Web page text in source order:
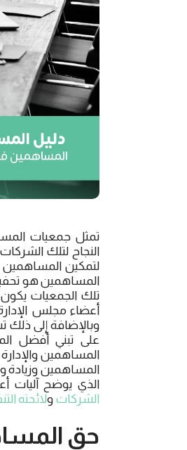
تمثل جمعيات
النجاح لتلك
لتمكين
المساهمين هو
تلك الجمعيات يكون
أعضاء مجلس
وبالإضافة إلى ذلك
على تبني أفضل
المساهمين
المساهمين وزيادة
الذي يوضح آليات
الشركات ولائحته
حق